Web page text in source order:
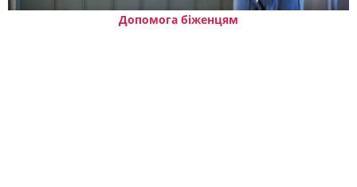
Допомога біженцям